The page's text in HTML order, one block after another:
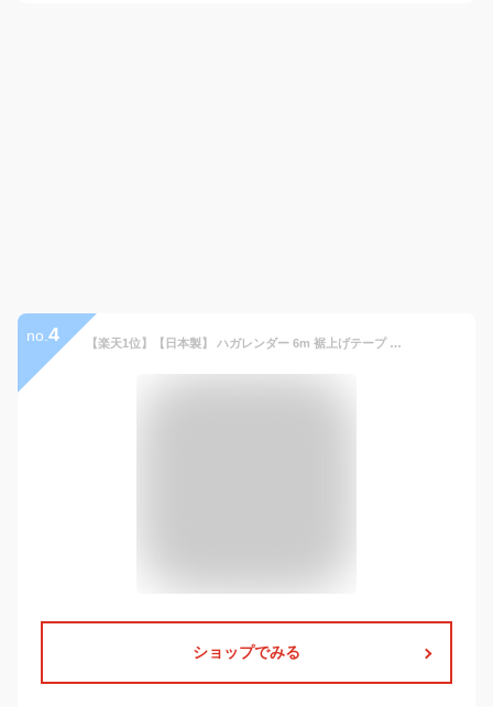
no. 4 【楽天1位】【日本製】 ハガレンダー 6m 裾上げテープ 強力 アイロン 簡単 裾上げ簡単 お直し 強力接着 アイロン接着テープ すそ上げテープ 剥がれない ロング 糸 針 寸法直し ズボン 作業服 制服 スラックス チノパン ジーンズ スカート 子供服 カーテン 補修 裾直し
ショップでみる